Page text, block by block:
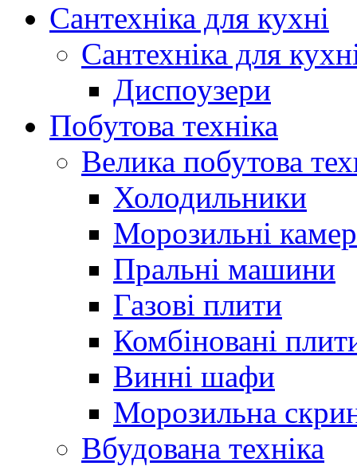
Сантехніка для кухні
Сантехніка для
Диспоузери
Побутова техніка
Велика побутова
Холодильники
Морозильні
Пральні машини
Газові плити
Комбіновані
Винні шафи
Морозильна
Вбудована техніка